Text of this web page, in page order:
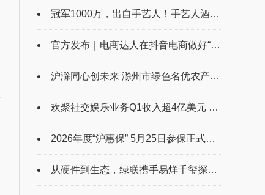
冠军1000万，出自手艺人！手艺人酒重磅加码，台球史上首个冠军1000万！
官方发布｜电商达人在抖音电商做好“结算”的N种路径
沪滁同心创未来 滁州市绿色名优农产品入沪要素对接会举办
欢聚社交娱乐业务Q1收入超4亿美元 核心业务重回增长轨道
2026年度“沪惠保” 5月25日参保正式开启 科技赋能 服务提质 持续深化惠民初心
从硬件到生态，绿联携手易烊千玺探索“联接未来”的无限可能